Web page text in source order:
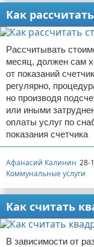
Как
Рассчитывать
месяц, должен сам
от показаний
регулярно,
но производя
или иными
оплаты услуг по
показания счетчика
Афанасий Калинин 28-
Коммунальные услуги
Как считать
В зависимости от